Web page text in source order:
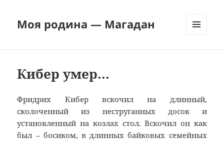
Моя родина — Магадан
Кибер умер…
Фридрих Кибер вскочил на длинный,
сколоченный из неструганных досок и
установленный на козлах стол. Вскочил он как
был – босиком, в длинных байковых семейных